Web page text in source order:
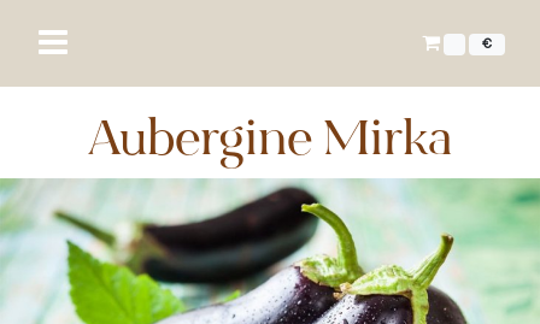
€
Aubergine Mirka